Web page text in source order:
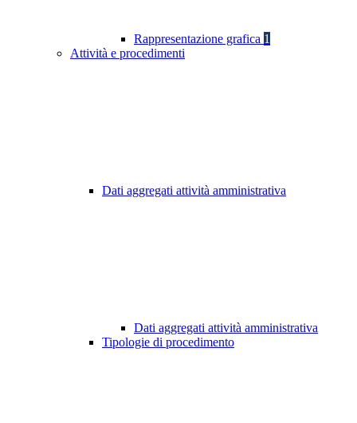
Rappresentazione grafica 1
Attività e procedimenti
Dati aggregati attività amministrativa
Dati aggregati attività amministrativa
Tipologie di procedimento